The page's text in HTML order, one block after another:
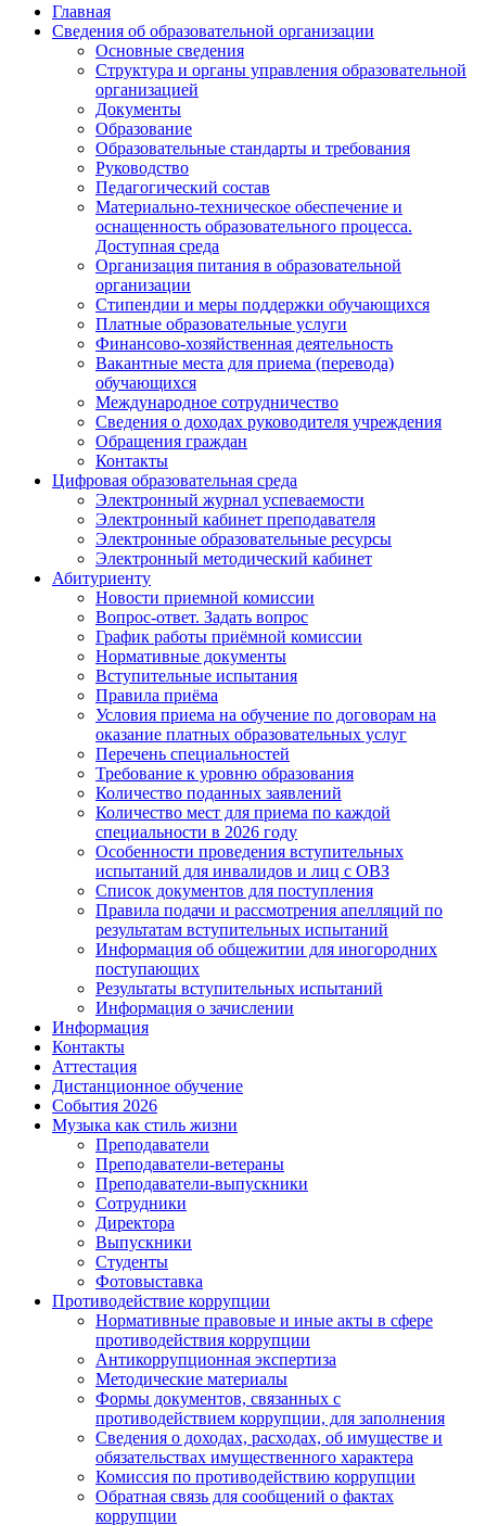
Главная
Сведения об образовательной организации
Основные сведения
Структура и органы управления образовательной
организацией
Документы
Образование
Образовательные стандарты и требования
Руководство
Педагогический состав
Материально-техническое обеспечение и
оснащенность образовательного процесса.
Доступная среда
Организация питания в образовательной
организации
Стипендии и меры поддержки обучающихся
Платные образовательные услуги
Финансово-хозяйственная деятельность
Вакантные места для приема (перевода)
обучающихся
Международное сотрудничество
Сведения о доходах руководителя учреждения
Обращения граждан
Контакты
Цифровая образовательная среда
Электронный журнал успеваемости
Электронный кабинет преподавателя
Электронные образовательные ресурсы
Электронный методический кабинет
Абитуриенту
Новости приемной комиссии
Вопрос-ответ. Задать вопрос
График работы приёмной комиссии
Нормативные документы
Вступительные испытания
Правила приёма
Условия приема на обучение по договорам на
оказание платных образовательных услуг
Перечень специальностей
Требование к уровню образования
Количество поданных заявлений
Количество мест для приема по каждой
специальности в 2026 году
Особенности проведения вступительных
испытаний для инвалидов и лиц с ОВЗ
Список документов для поступления
Правила подачи и рассмотрения апелляций по
результатам вступительных испытаний
Информация об общежитии для иногородних
поступающих
Результаты вступительных испытаний
Информация о зачислении
Информация
Контакты
Аттестация
Дистанционное обучение
События 2026
Музыка как стиль жизни
Преподаватели
Преподаватели-ветераны
Преподаватели-выпускники
Сотрудники
Директора
Выпускники
Студенты
Фотовыставка
Противодействие коррупции
Нормативные правовые и иные акты в сфере
противодействия коррупции
Антикоррупционная экспертиза
Методические материалы
Формы документов, связанных с
противодействием коррупции, для заполнения
Сведения о доходах, расходах, об имуществе и
обязательствах имущественного характера
Комиссия по противодействию коррупции
Обратная связь для сообщений о фактах
коррупции